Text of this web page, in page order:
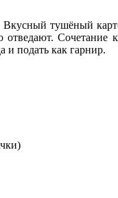
тушёный
и подать как гарнир.